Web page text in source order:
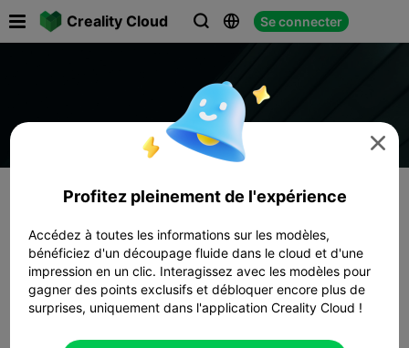
Creality Cloud   Se connecter

Profitez pleinement de l'expérience
Accédez à toutes les informations sur les modèles,
bénéficiez d'un découpage fluide dans le cloud et d'une
impression en un clic. Interagissez avec les modèles pour
gagner des points exclusifs et débloquer encore plus de
surprises, uniquement dans l'application Creality Cloud !